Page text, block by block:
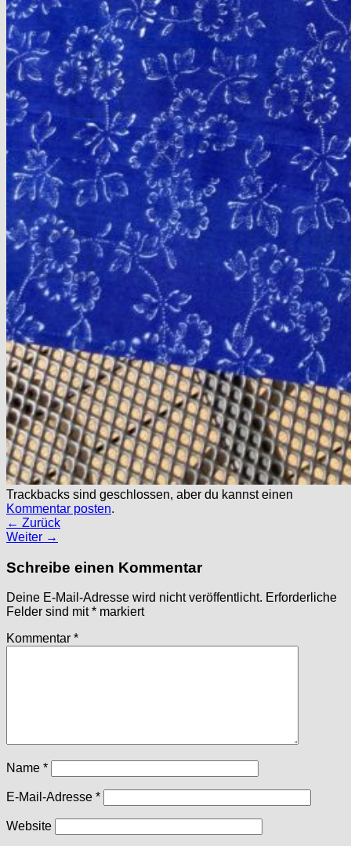
Anmelden
Warenkorb /0,00
Es befinden sich keine Produkte im Warenkorb.
Zurück zum Shop
Warenkorb
Es befinden sich keine Produkte im Warenkorb.
Zurück zum Shop
Trackbacks sind geschlossen, aber du kannst einen
Kommentar posten.
← Zurück
Weiter →
Schreibe einen Kommentar
Deine E-Mail-Adresse wird nicht veröffentlicht. Erforderliche
Felder sind mit* markiert
Kommentar *
Name *
E-Mail-Adresse *
Website